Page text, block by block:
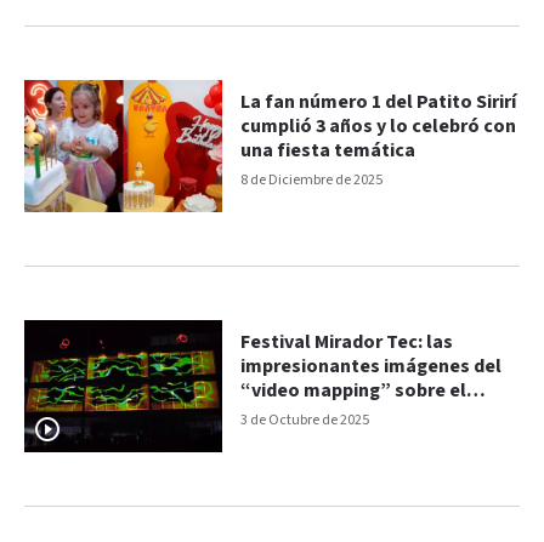
8 de Diciembre de 2025
La fan número 1 del Patito Sirirí
cumplió 3 años y lo celebró con
una fiesta temática
3 de Octubre de 2025
Festival Mirador Tec: las
impresionantes imágenes del
“video mapping” sobre el
edificio